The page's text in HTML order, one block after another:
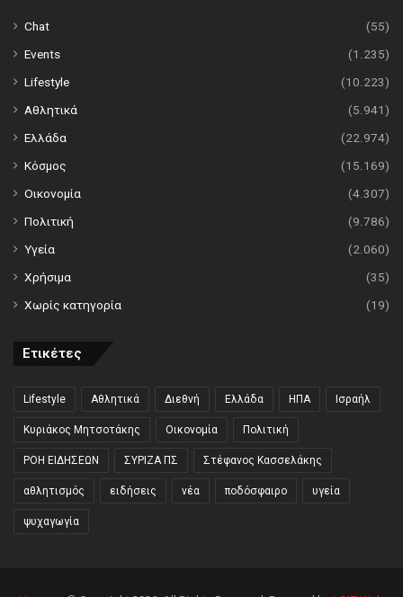
Chat
(55)
Events
(1.235)
Lifestyle
(10.223)
Αθλητικά
(5.941)
Ελλάδα
(22.974)
Κόσμος
(15.169)
Οικονομία
(4.307)
Πολιτική
(9.786)
Υγεία
(2.060)
Χρήσιμα
(35)
Χωρίς κατηγορία
(19)
Ετικέτες
Lifestyle Αθλητικά Διεθνή Ελλάδα ΗΠΑ Ισραήλ
Κυριάκος Μητσοτάκης Οικονομία Πολιτική
ΡΟΗ ΕΙΔΗΣΕΩΝ ΣΥΡΙΖΑ ΠΣ Στέφανος Κασσελάκης
αθλητισμός ειδήσεις νέα ποδόσφαιρο υγεία
ψυχαγωγία